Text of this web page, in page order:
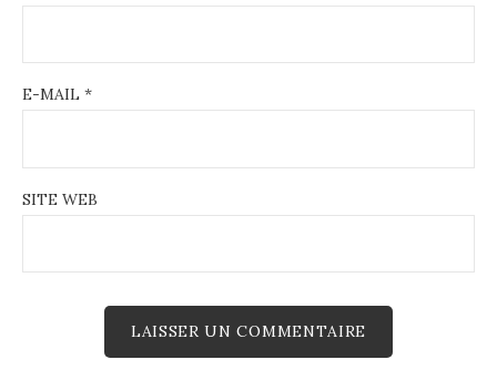
E-MAIL *
SITE WEB